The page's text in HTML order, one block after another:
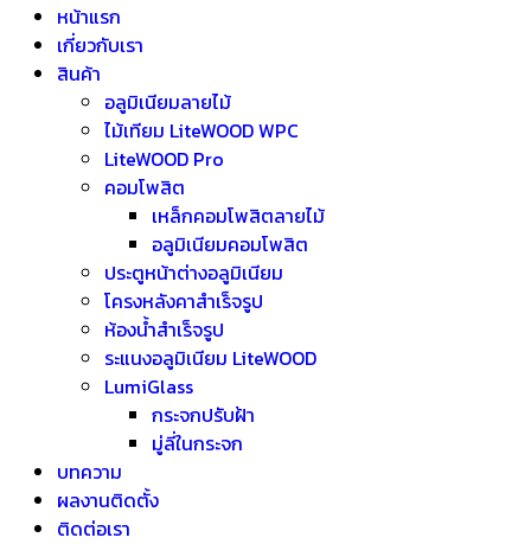
หน้าแรก
เกี่ยวกับเรา
สินค้า
อลูมิเนียมลายไม้
ไม้เทียม LiteWOOD WPC
LiteWOOD Pro
คอมโพสิต
เหล็กคอมโพสิตลายไม้
อลูมิเนียมคอมโพสิต
ประตูหน้าต่างอลูมิเนียม
โครงหลังคาสำเร็จรูป
ห้องน้ำสำเร็จรูป
ระแนงอลูมิเนียม LiteWOOD
LumiGlass
กระจกปรับฝ้า
มู่ลี่ในกระจก
บทความ
ผลงานติดตั้ง
ติดต่อเรา